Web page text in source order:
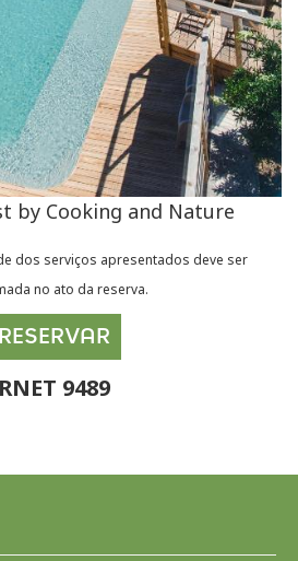
by Cooking and Nature
dos serviços apresentados deve ser
no ato da reserva.
RESERVAR
RNET 9489